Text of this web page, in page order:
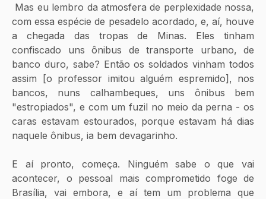
com essa espécie de pesadelo acordado, e, aí, houve
a chegada das tropas de Minas. Eles tinham
confiscado uns ônibus de transporte urbano, de
banco duro, sabe? Então os soldados vinham todos
assim [o professor imitou alguém espremido], nos
bancos, nuns calhambeques, uns ônibus bem
"estropiados", e com um fuzil no meio da perna - os
caras estavam estourados, porque estavam há dias
naquele ônibus, ia bem devagarinho.
E aí pronto, começa. Ninguém sabe o que vai
acontecer, o pessoal mais comprometido foge de
Brasília, vai embora, e aí tem um problema que